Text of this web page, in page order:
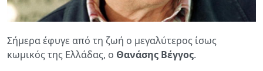
Σήμερα έφυγε από τη ζωή ο μεγαλύτερος ίσως
κωμικός της Ελλάδας, ο Θανάσης Βέγγος.